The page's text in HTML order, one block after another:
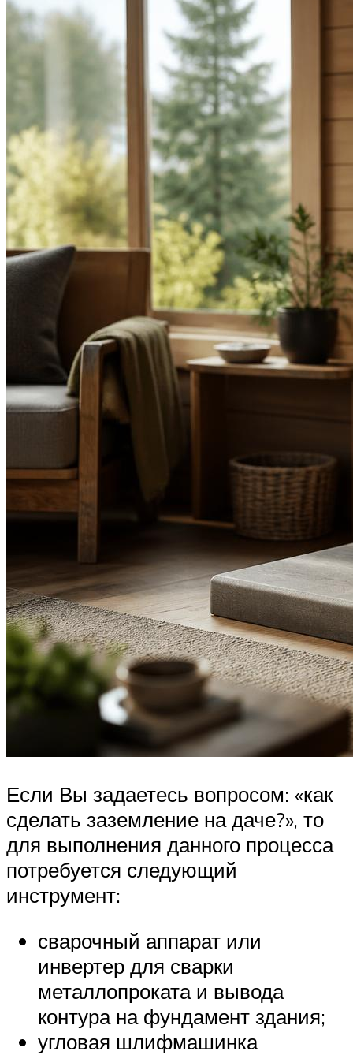
Если Вы задаетесь вопросом: «как
сделать заземление на даче?», то
для выполнения данного процесса
потребуется следующий
инструмент:
сварочный аппарат или
инвертер для сварки
металлопроката и вывода
контура на фундамент здания;
угловая шлифмашинка